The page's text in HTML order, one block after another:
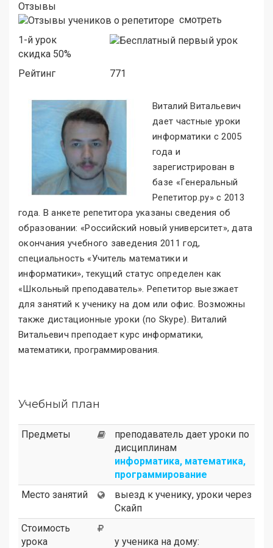
Отзывы
смотреть
1-й урок
скидка 50%
Рейтинг
771
Виталий Витальевич
дает частные уроки
информатики с 2005
года и
зарегистрирован в
базе «Генеральный
Репетитор.ру» с 2013
года. В анкете репетитора указаны сведения об
образовании: «Российский новый университет», дата
окончания учебного заведения 2011 год,
специальность «Учитель математики и
информатики», текущий статус определен как
«Школьный преподаватель». Репетитор выезжает
для занятий к ученику на дом или офис. Возможны
также дистационные уроки (по Skype). Виталий
Витальевич преподает курс информатики,
математики, программирования.
Учебный план
Предметы
преподаватель дает уроки по
дисциплинам
информатика, математика,
программирование
Место занятий
выезд к ученику, уроки через
Скайп
Стоимость
урока
у ученика на дому: